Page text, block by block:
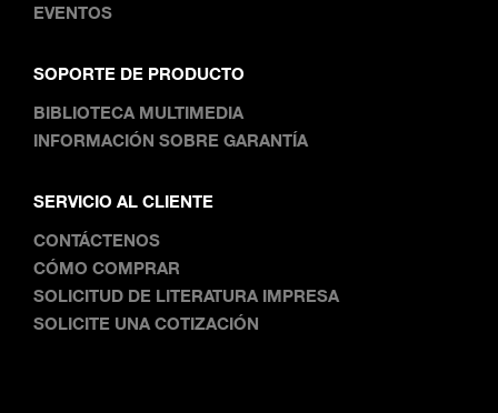
EVENTOS
SOPORTE DE PRODUCTO
BIBLIOTECA MULTIMEDIA
INFORMACIÓN SOBRE GARANTÍA
SERVICIO AL CLIENTE
CONTÁCTENOS
CÓMO COMPRAR
SOLICITUD DE LITERATURA IMPRESA
SOLICITE UNA COTIZACIÓN